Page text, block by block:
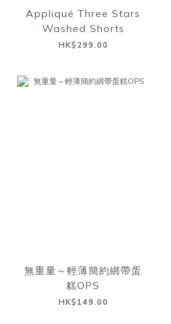
Appliqué Three Stars
Washed Shorts
HK$299.00
無重量～輕薄簡約綁帶蛋
糕OPS
HK$149.00